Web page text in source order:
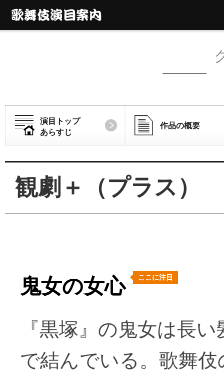
演目トップ
あらすじ
作品の概要
観劇＋（プラス）
鬼女の女心 ここに注目
『黒塚』の鬼女は長
で結んでいる。歌舞